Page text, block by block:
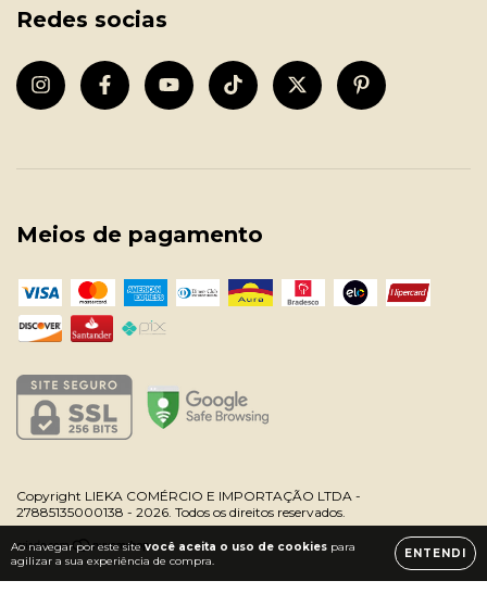
Ao navegar por este site você aceita o uso de cookies para
agilizar a sua experiência de compra.
ENTENDI
Redes socias
Meios de pagamento
Copyright LIEKA COMÉRCIO E IMPORTAÇÃO LTDA -
27885135000138 - 2026. Todos os direitos reservados.